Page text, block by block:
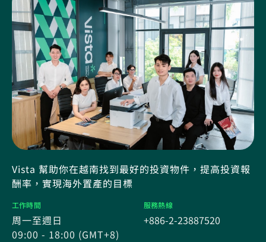
Vista 幫助你在越南找到最好的投資物件，提高投資報
酬率，實現海外置產的目標
工作時間
周一至週日
09:00 - 18:00 (GMT+8)
服務熱線
+886-2-23887520